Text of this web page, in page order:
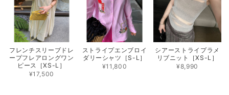
フレンチスリーブドレ
ープフレアロングワン
ピース［XS-L］
¥17,500
ストライプエンブロイ
ダリーシャツ［S-L］
¥11,800
シアーストライプラメ
リブニット［XS-L］
¥8,990